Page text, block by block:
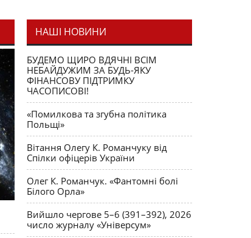
НАШІ НОВИНИ
БУДЕМО ЩИРО ВДЯЧНІ ВСІМ
НЕБАЙДУЖИМ ЗА БУДЬ-ЯКУ
ФІНАНСОВУ ПІДТРИМКУ
ЧАСОПИСОВІ!
«Помилкова та згубна політика
Польщі»
Вітання Олегу К. Романчуку від
Спілки офіцерів України
Олег К. Романчук. «Фантомні болі
Білого Орла»
Вийшло чергове 5–6 (391–392), 2026
число журналу «Універсум»